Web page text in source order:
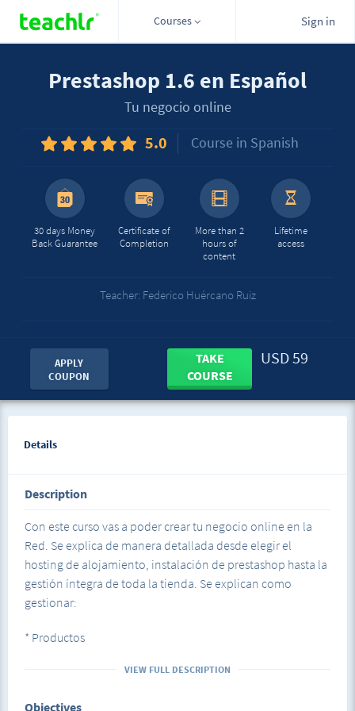
Courses Sign in
Prestashop 1.6 en Español
Tu negocio online
5.0 Course in Spanish
30 days Money
Back Guarantee
Certificate of
Completion
More than 2
hours of
content
Lifetime
access
Teacher: Federico Huércano Ruiz
APPLY
COUPON
TAKE
COURSE
USD 59
Details
Description
Con este curso vas a poder crear tu negocio online en la
Red. Se explica de manera detallada desde elegir el
hosting de alojamiento, instalación de prestashop hasta la
gestión íntegra de toda la tienda. Se explican como
gestionar:
* Productos
VIEW FULL DESCRIPTION
Objectives